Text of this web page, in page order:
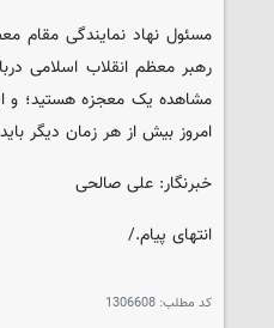
مسئول نهاد نمایندگی مقام
رهبر معظم انقلاب اسلامی
مشاهده یک معجزه هستید؛ و
امروز بیش از هر زمان دیگر
خبرنگار: علی صالحی
انتهای پیام./
کد مطلب: 1306608